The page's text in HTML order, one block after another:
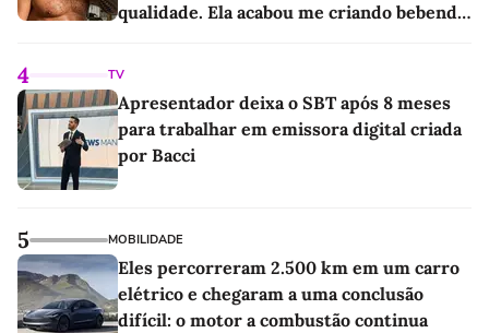
qualidade. Ela acabou me criando bebendo
4 TV
Apresentador deixa o SBT após 8 meses
para trabalhar em emissora digital criada
por Bacci
5 MOBILIDADE
Eles percorreram 2.500 km em um carro
elétrico e chegaram a uma conclusão
difícil: o motor a combustão continua